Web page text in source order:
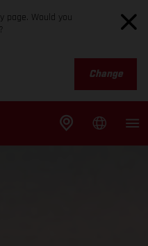
page. Would you
Change